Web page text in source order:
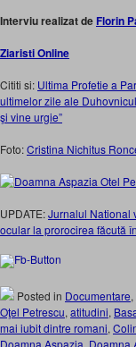
Interviu realizat de Florin
Ziaristi Online
Cititi si: Ultima Profetie a
ultimelor zile ale
şi vine urgie”
Foto:Cristina Nichitus
UPDATE:Jurnalul National
ocular la prorocirea făcută
Posted in Documentare,
Oţel Petrescu, atitudini,
mai iubit dintre romani,
Doamna Aspazia Doamna